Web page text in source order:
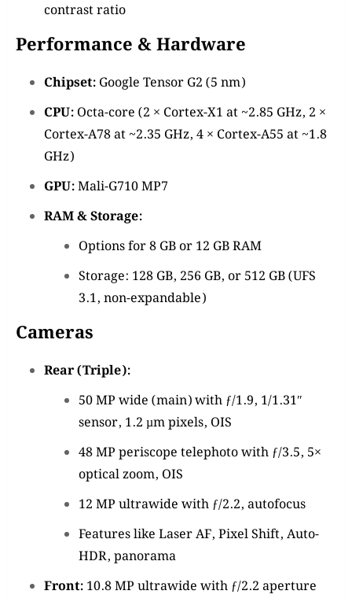
contrast ratio
Performance & Hardware
Chipset: Google Tensor G2 (5 nm)
CPU: Octa-core (2 × Cortex-X1 at ~2.85 GHz, 2 ×
Cortex-A78 at ~2.35 GHz, 4 × Cortex-A55 at ~1.8
GHz)
GPU:Mali-G710 MP7
RAM & Storage:
Options for 8 GB or 12 GB RAM
Storage: 128 GB, 256 GB, or 512 GB (UFS
3.1, non-expandable)
Cameras
Rear (Triple):
50 MP wide (main) with ƒ/1.9, 1/1.31″
sensor, 1.2 µm pixels, OIS
48 MP periscope telephoto with ƒ/3.5, 5×
optical zoom, OIS
12 MP ultrawide with ƒ/2.2, autofocus
Features like Laser AF, Pixel Shift, Auto-
HDR, panorama
Front: 10.8 MP ultrawide with ƒ/2.2 aperture